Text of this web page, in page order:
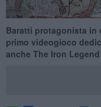
Baratti protagonista in
primo videogioco
anche The Iron Legend